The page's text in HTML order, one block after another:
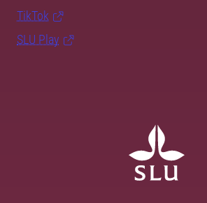
TikTok
SLU Play